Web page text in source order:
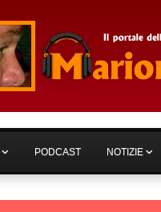
PODCAST NOTIZIE